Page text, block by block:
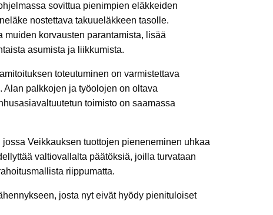
sovittua pienimpien eläkkeiden
nostettava takuueläkkeen tasolle.
korvausten parantamista, lisää
asumista ja liikkumista.
toteutuminen on varmistettava
palkkojen ja työolojen on oltava
toimisto on saamassa
Veikkauksen tuottojen pieneneminen uhkaa
valtiovallalta päätöksiä, joilla turvataan
riippumatta.
josta nyt eivät hyödy pienituloiset